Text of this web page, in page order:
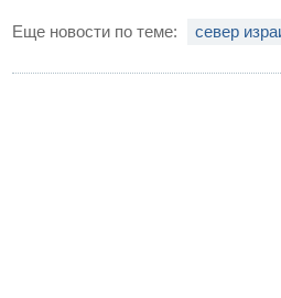
Еще новости по теме: север